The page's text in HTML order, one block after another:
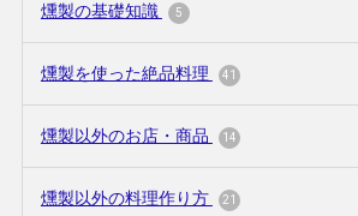
燻製の基礎知識 5
燻製を使った絶品料理 41
燻製以外のお店・商品 14
燻製以外の料理作り方 21